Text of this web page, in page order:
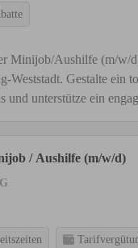
Minijob/Aushilfe (m/w/
Weststadt. Gestalte ein
und unterstütze ein
/ Aushilfe (m/w/d)